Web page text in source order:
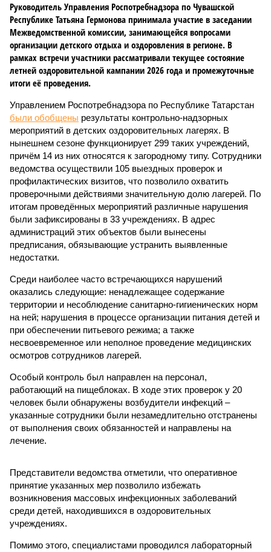
Руководитель Управления Роспотребнадзора по Чувашской
Республике Татьяна Гермонова принимала участие в заседании
Межведомственной комиссии, занимающейся вопросами
организации детского отдыха и оздоровления в регионе. В
рамках встречи участники рассматривали текущее состояние
летней оздоровительной кампании 2026 года и промежуточные
итоги её проведения.
Управлением Роспотребнадзора по Республике Татарстан
были обобщены результаты контрольно-надзорных
мероприятий в детских оздоровительных лагерях. В
нынешнем сезоне функционирует 299 таких учреждений,
причём 14 из них относятся к загородному типу. Сотрудники
ведомства осуществили 105 выездных проверок и
профилактических визитов, что позволило охватить
проверочными действиями значительную долю лагерей. По
итогам проведённых мероприятий различные нарушения
были зафиксированы в 33 учреждениях. В адрес
администраций этих объектов были вынесены
предписания, обязывающие устранить выявленные
недостатки.
Среди наиболее часто встречающихся нарушений
оказались следующие: ненадлежащее содержание
территории и несоблюдение санитарно-гигиенических норм
на ней; нарушения в процессе организации питания детей и
при обеспечении питьевого режима; а также
несвоевременное или неполное проведение медицинских
осмотров сотрудников лагерей.
Особый контроль был направлен на персонал,
работающий на пищеблоках. В ходе этих проверок у 20
человек были обнаружены возбудители инфекций –
указанные сотрудники были незамедлительно отстранены
от выполнения своих обязанностей и направлены на
лечение.
Представители ведомства отметили, что оперативное
принятие указанных мер позволило избежать
возникновения массовых инфекционных заболеваний
среди детей, находившихся в оздоровительных
учреждениях.
Помимо этого, специалистами проводился лабораторный